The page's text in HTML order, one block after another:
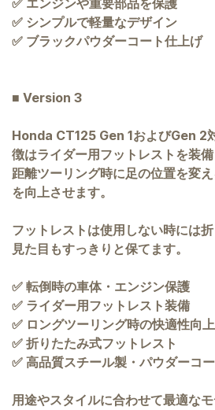
✅ エンジンや重要部品を保護
✅ シンプルで軽量なデザイン
✅ ブラックパウダーコート仕上げ
■ Version 3
Honda CT125 Gen 1およびGen 2
徴はライダー用フットレストを装
距離ツーリング時に足の位置を変
を向上させます。
フットレストは使用しない時には折
見た目もすっきりと保てます。
✅ 転倒時の車体・エンジン保護
✅ ライダー用フットレスト装備
✅ ロングツーリング時の快適性向上
✅ 折りたたみ式フットレスト
✅ 高品質スチール製・パウダーコ
用途やスタイルに合わせて最適な